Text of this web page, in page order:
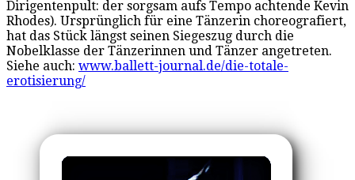
Dirigentenpult: der sorgsam aufs Tempo achtende Kevin
Rhodes). Ursprünglich für eine Tänzerin choreografiert,
hat das Stück längst seinen Siegeszug durch die
Nobelklasse der Tänzerinnen und Tänzer angetreten.
Siehe auch: www.ballett-journal.de/die-totale-
erotisierung/